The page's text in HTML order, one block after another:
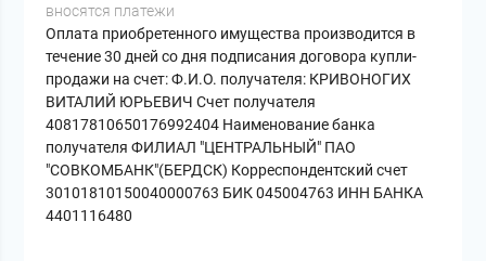
вносятся платежи
Оплата приобретенного имущества производится в
течение 30 дней со дня подписания договора купли-
продажи на счет: Ф.И.О. получателя: КРИВОНОГИХ
ВИТАЛИЙ ЮРЬЕВИЧ Счет получателя
40817810650176992404 Наименование банка
получателя ФИЛИАЛ "ЦЕНТРАЛЬНЫЙ" ПАО
"СОВКОМБАНК"(БЕРДСК) Корреспондентский счет
30101810150040000763 БИК 045004763 ИНН БАНКА
4401116480